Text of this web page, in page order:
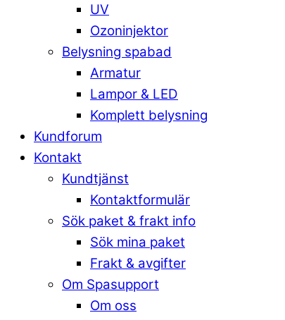
UV
Ozoninjektor
Belysning spabad
Armatur
Lampor & LED
Komplett belysning
Kundforum
Kontakt
Kundtjänst
Kontaktformulär
Sök paket & frakt info
Sök mina paket
Frakt & avgifter
Om Spasupport
Om oss